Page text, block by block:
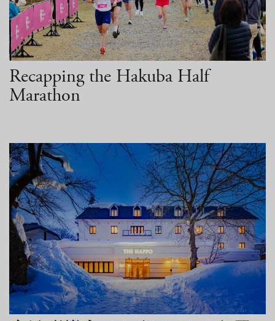
白馬を楽しむ
グリーンシーズン
アクティビティ
ウィンターシーズン
アクティビティ
グリーンシーズン
イベント
ウィンターシーズン
イベント
Recapping the Hakuba Half
Marathon